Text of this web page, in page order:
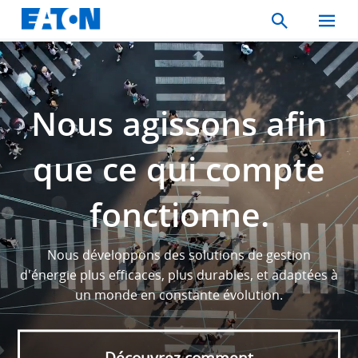
Search
Toggle
Mobile
Menu
Nous agissons afin
que ce qui compte
fonctionne.
Nous développons des solutions de gestion
d'énergie plus efficaces, plus durables, et adaptées à
un monde en constante évolution.